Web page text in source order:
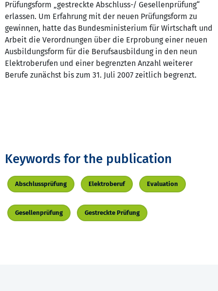
Prüfungsform „gestreckte Abschluss-/ Gesellenprüfung“
erlassen. Um Erfahrung mit der neuen Prüfungsform zu
gewinnen, hatte das Bundesministerium für Wirtschaft und
Arbeit die Verordnungen über die Erprobung einer neuen
Ausbildungsform für die Berufsausbildung in den neun
Elektroberufen und einer begrenzten Anzahl weiterer
Berufe zunächst bis zum 31. Juli 2007 zeitlich begrenzt.
Keywords for the publication
Abschlussprüfung Elektroberuf Evaluation
Gesellenprüfung Gestreckte Prüfung